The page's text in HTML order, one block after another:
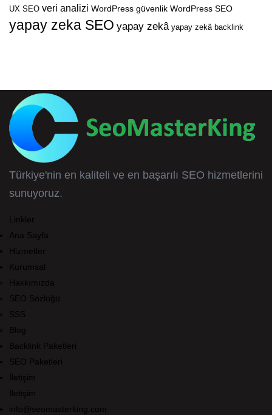
UX SEO veri analizi WordPress güvenlik WordPress SEO
yapay zeka SEO yapay zekâ yapay zekâ backlink
Türkiye'nin en kaliteli ve en başarılı SEO hizmetlerini
sunuyoruz.
Linkler
Ana Sayfa
Hizmetler
Kurumsal
Hakkımızda
SEO Sözlüğü
SSS
Blog
Backlink Paketleri
SEO Paketleri
İletişim
İletişim
info@seomasterking.com